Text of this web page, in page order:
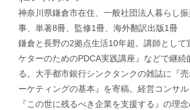
神奈川県鎌倉市在住、一般社団法人暮らし
事、単著8冊、監修1冊、海外翻訳出版1冊
鎌倉と長野の2拠点生活10年超。講師として
ケターのためのPDCA実践講座』などで継続
る。大手都市銀行シンクタンクの雑誌に『
ーケティングの基本』を寄稿。経営コンサ
『この世に残るべき企業を支援する』の理